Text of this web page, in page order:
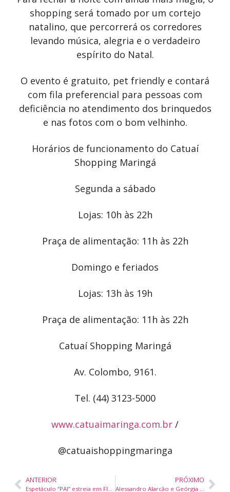
shopping será tomado por um cortejo
natalino, que percorrerá os corredores
levando música, alegria e o verdadeiro
espírito do Natal.
O evento é gratuito, pet friendly e contará
com fila preferencial para pessoas com
deficiência no atendimento dos brinquedos
e nas fotos com o bom velhinho.
Horários de funcionamento do Catuaí
Shopping Maringá
Segunda a sábado
Lojas: 10h às 22h
Praça de alimentação: 11h às 22h
Domingo e feriados
Lojas: 13h às 19h
Praça de alimentação: 11h às 22h
Catuaí Shopping Maringá
Av. Colombo, 9161.
Tel. (44) 3123-5000
www.catuaimaringa.com.br /
@catuaishoppingmaringa
ANTERIOR
Espetáculo “PAI” estreia em Florianópolis com reflexão profunda sobre laços familiares
PRÓXIMO
Alessandro Alarcão e Geórgia Alarcão representaram o Brasil no KoreaDerma 2025, em Seoul